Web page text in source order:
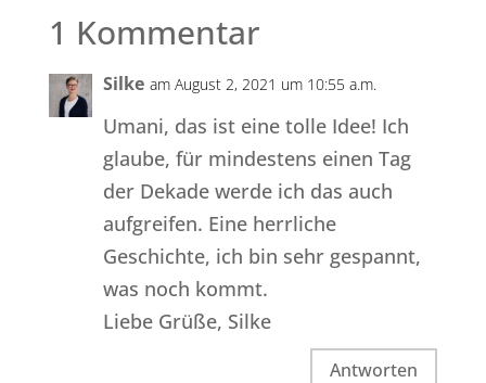
1 Kommentar
Silke am August 2, 2021 um 10:55 a.m.
Umani, das ist eine tolle Idee! Ich
glaube, für mindestens einen Tag
der Dekade werde ich das auch
aufgreifen. Eine herrliche
Geschichte, ich bin sehr gespannt,
was noch kommt.
Liebe Grüße, Silke
Antworten